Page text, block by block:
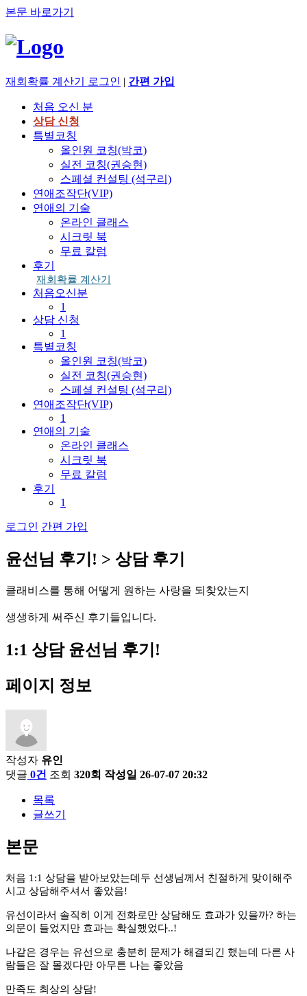
본문 바로가기
재회확률 계산기 로그인 | 간편 가입
처음 오신 분
상담 신청
특별코칭
올인원 코칭(박코)
실전 코칭(권승현)
스페셜 컨설팅 (석구리)
연애조작단(VIP)
연애의 기술
온라인 클래스
시크릿 북
무료 칼럼
후기
재회확률 계산기
처음오신분
1
상담 신청
1
특별코칭
올인원 코칭(박코)
실전 코칭(권승현)
스페셜 컨설팅 (석구리)
연애조작단(VIP)
1
연애의 기술
온라인 클래스
시크릿 북
무료 칼럼
후기
1
로그인 간편 가입
윤선님 후기 ! > 상담 후기
클래 비 스를 통해 어 떻게 원하는 사랑을 되 찾았는지
생생하게 써 주신 후기 들입니 다.
1:1 상담 윤선님 후기!
페이지 정보
작성자 유인
댓글 0건 조회 320회 작성일 26-07-07 20:32
목록
글쓰기
본문
처음 1:1 상담을 받아보았는데두 선생님께서 친절하게 맞이해주
시고 상담해주셔서 좋았음!
유선이라서 솔직히 이게 전화로만 상담해도 효과가 있을까? 하는
의문이 들었지만 효과는 확실했었다..!
나같은 경우는 유선으로 충분히 문제가 해결되긴 했는데 다른 사
람들은 잘 몰겠다만 아무튼 나는 좋았음
만족도 최상의 상담!